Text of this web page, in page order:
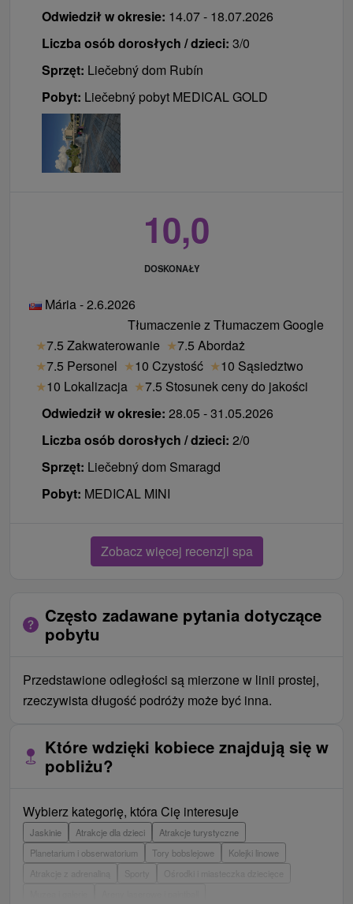
Odwiedził w okresie: 14.07 - 18.07.2026
Liczba osób dorosłych / dzieci: 3/0
Sprzęt: Liečebný dom Rubín
Pobyt: Liečebný pobyt MEDICAL GOLD
10,0
DOSKONAŁY
Mária - 2.6.2026
Tłumaczenie z Tłumaczem Google
★7.5 Zakwaterowanie ★7.5 Abordaż
★7.5 Personel ★10 Czystość ★10 Sąsiedztwo
★10 Lokalizacja ★7.5 Stosunek ceny do jakości
Odwiedził w okresie: 28.05 - 31.05.2026
Liczba osób dorosłych / dzieci: 2/0
Sprzęt: Liečebný dom Smaragd
Pobyt: MEDICAL MINI
Zobacz więcej recenzji spa
Często zadawane pytania dotyczące
pobytu
Przedstawione odległości są mierzone w linii prostej,
rzeczywista długość podróży może być inna.
Które wdzięki kobiece znajdują się w
pobliżu?
Wybierz kategorię, która Cię interesuje
Jaskinie Atrakcje dla dzieci
Atrakcje turystyczne
Planetarium i obserwatorium
Tory bobslejowe
Kolejki linowe
Atrakcje z adrenaliną